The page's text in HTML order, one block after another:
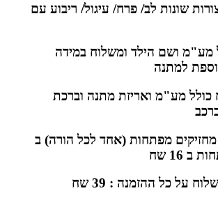
שונות לב/ פרח/ עיגול/ ריבוע עם
9 כולל מע"מ ושם הילד ומשלוח במידה
למתנה
12 שח כולל מע"מ ואריזת מתנה וברכת
ניתן להזמין 2 מחזיקים מפתחות (אחד לכל הורה) ב
על כל ההזמנה : 39 שח